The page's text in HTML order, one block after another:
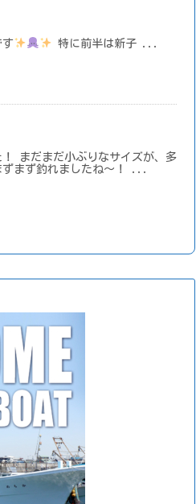
す 特に前半は新子 ...
まだまだ小ぶりなサイズが、多
ずまず釣れましたね～！ ...